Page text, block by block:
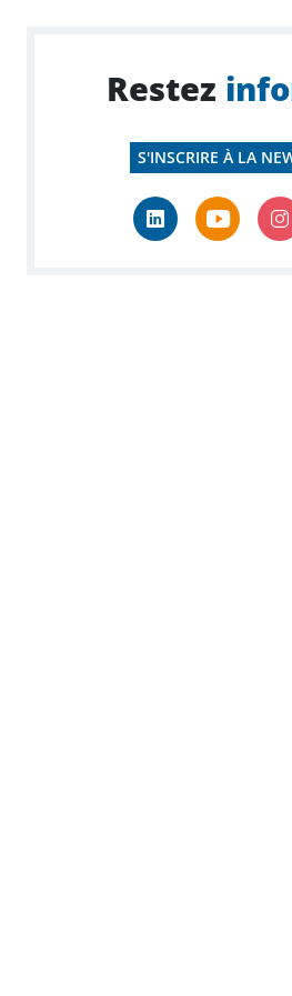
Restez
S'INSCRIRE À LA